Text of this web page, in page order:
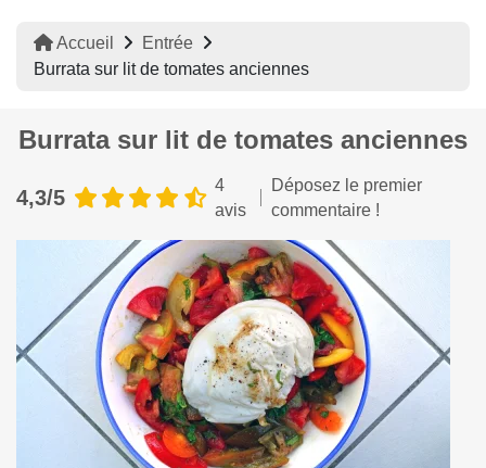
Accueil
Entrée
Burrata sur lit de tomates anciennes
Burrata sur lit de tomates anciennes
4,3/5
4
avis
Déposez le premier
commentaire !